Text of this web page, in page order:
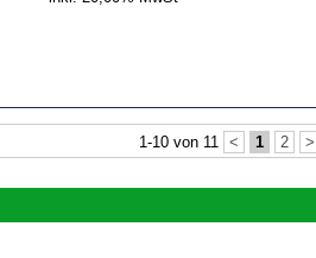
1-10 von 11 < 1 2 >